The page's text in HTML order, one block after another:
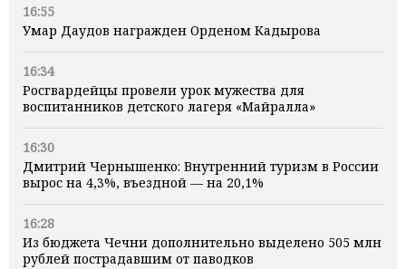
16:55
Умар Даудов награжден Орденом Кадырова
16:34
Росгвардейцы провели урок мужества для
воспитанников детского лагеря «Майралла»
16:30
Дмитрий Чернышенко: Внутренний туризм в России
вырос на 4,3%, въездной — на 20,1%
16:28
Из бюджета Чечни дополнительно выделено 505 млн
рублей пострадавшим от паводков